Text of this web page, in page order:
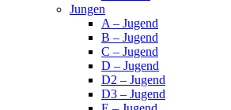
Jungen
A – Jugend
B – Jugend
C – Jugend
D – Jugend
D2 – Jugend
D3 – Jugend